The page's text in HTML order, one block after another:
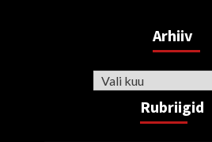
Arhiiv
Arhiiv
Rubriigid